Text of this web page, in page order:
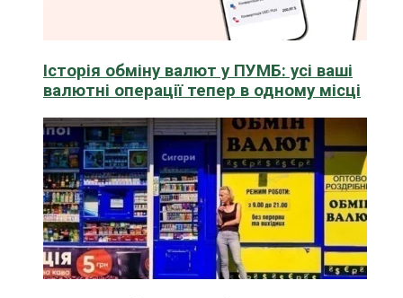
Історія обміну валют у ПУМБ: усі ваші
валютні операції тепер в одному місці